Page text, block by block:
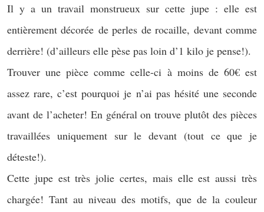
Il y a un travail monstrueux sur cette jupe : elle est
entièrement décorée de perles de rocaille, devant comme
derrière! (d’ailleurs elle pèse pas loin d’1 kilo je pense!).
Trouver une pièce comme celle-ci à moins de 60€ est
assez rare, c’est pourquoi je n’ai pas hésité une seconde
avant de l’acheter! En général on trouve plutôt des pièces
travaillées uniquement sur le devant (tout ce que je
déteste!).
Cette jupe est très jolie certes, mais elle est aussi très
chargée! Tant au niveau des motifs, que de la couleur